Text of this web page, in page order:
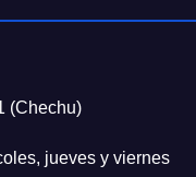
(Chechu)
jueves y viernes